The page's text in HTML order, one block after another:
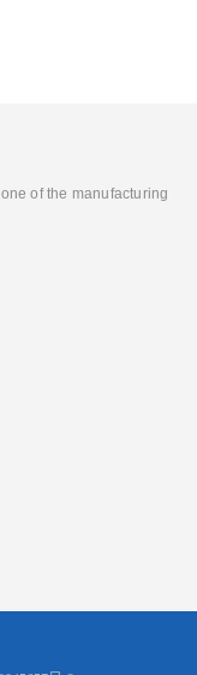
of the manufacturing